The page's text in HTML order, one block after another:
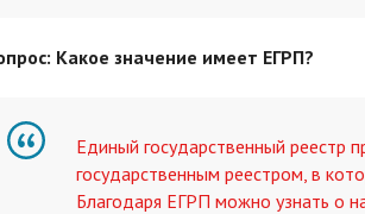
Какое значение имеет ЕГРП?
Единый государственный реестр
государственным реестром, в
Благодаря ЕГРП можно узнать о